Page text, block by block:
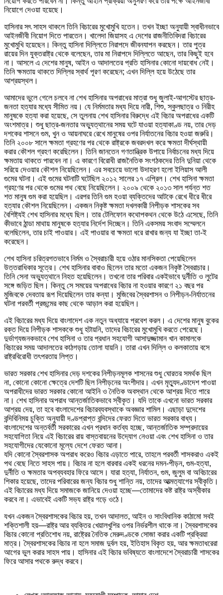
নিয়োগে দেওয়া হয়েছে।
হাসিনার সৎ সাহস থাকলে তিনি বিচারের মুখোমুখি হতেন। তখন ইচ্ছা অনুযায়ী স্বাধীনভাবে
আইনজীবী নিয়োগ দিতে পারতেন। খালেদা জিয়াসহ এ দেশের রাজনীতিবিদরা বিচারের
মুখোমুখি হয়েছেন। কিন্তু হাসিনা দিল্লিতে নিরাপদে জীবনযাপন করছেন। তার পুত্র
রায়ের দিন যুক্তরাষ্ট্র থেকে বলেছেন, তার মা নিরাপদে দিল্লিতে আছেন, তার কিছুই হবে
না। আসলে এ দেশের মানুষ, আইন ও আদালতের প্রতি হাসিনার কোনো দায়বোধ নেই।
তিনি ক্ষমতায় থাকতে দিল্লির স্বার্থ পূরণ করেছেন; এখন দিল্লি হয়ে উঠেছে তার
আশ্রয়স্থল।
আমাদের ভুলে গেলে চলবে না শেখ হাসিনার অপরাধের মাত্রা শুধু জুলাই-আগস্টের ছাত্র-
জনতা হত্যার মধ্যে সীমিত নয়। যে নির্মমতার মধ্য দিয়ে নারী, শিশু, স্কুলছাত্র ও নিরীহ
মানুষকে হত্যা করা হয়েছে, সে তুলনায় শেখ হাসিনার বিরুদ্ধে এই বিচার অপরাধের একটি
অংশমাত্র। শুধু ছাত্র-জনতার অভ্যুত্থানের সময় ঘটে যাওয়া হত্যাকাণ্ড নয়, তার দেড়
দশকের শাসনে গুম, খুন ও আয়নাঘরে রেখে মানুষের ওপর নির্যাতনের বিচার হওয়া জরুরি।
তিনি ২০০৮ সালে ক্ষমতা গ্রহণের পর থেকে রাষ্ট্রকে জবরদখল করে ক্ষমতা দীর্ঘস্থায়ী
করার কৌশল গ্রহণ করেছিলেন। তিনি জানতেন গণতান্ত্রিক উপায়ে নির্বাচনের মধ্য দিয়ে
ক্ষমতায় থাকতে পারবেন না। এ কারণে বিরোধী রাজনৈতিক সংগঠকদের তিনি দুনিয়া থেকে
সরিয়ে দেওয়ার কৌশল নিয়েছিলেন। এর সবচেয়ে ভালো উদাহরণ হলো ইলিয়াস আলী
গুমের ঘটনা। এই গুমের ঘটনাটি ঘটেছিল ২০১২ সালের ১৭ এপ্রিল। শেখ হাসিনা ক্ষমতা
গ্রহণের পর থেকে গুমের পথ বেছে নিয়েছিলেন। ২০০৯ থেকে ২০১৩ সাল পর্যন্ত শত
শত মানুষ গুম করা হয়েছিল। এরপর তিনি গুম হওয়া ব্যক্তিদের আটকে রেখে ধীরে ধীরে
হত্যার কৌশল নিয়েছিলেন। একজন নিকৃষ্ট ক্ষমতা দখলকারী নিপীড়ক শাসকের সব
বৈশিষ্ট্যই শেখ হাসিনার মধ্যে ছিল। তার টেলিফোন কথোপকথন থেকে উঠে এসেছে, তিনি
কীভাবে ঠান্ডা মাথায় মানুষকে হত্যার নির্দেশ দিচ্ছেন। তিনি একসময় সংবাদ সম্মেলনে
বলেছিলেন, তার চাই পাওয়ার। এই পাওয়ার বা ক্ষমতা ধরে রাখার জন্য যা ইচ্ছা তা-ই
করেছেন।
শেখ হাসিনা চরিত্রগতভাবে নির্মম ও স্বৈরাচারী হয়ে ওঠার মানসিকতা পেয়েছিলেন
উত্তরাধিকার সূত্রে। শেখ হাসিনার বাবাও ছিলেন তার মতো একজন নিকৃষ্ট স্বৈরাচার।
তিনি সেনা অভ্যুত্থানে নিহত হয়েছিলেন। তখনো তার পরিবার একইভাবে দুর্নীতি ও লুটের
সঙ্গে জড়িত ছিল। কিন্তু সে সময়ের অপরাধের বিচার না হওয়ার কারণে ২১ বছর পর
মুজিবকে দেবতায় রূপ দিয়েছিলেন তার কন্যা। মুজিবের স্বৈরশাসন ও নিপীড়ন-নির্যাতনের
ঘটনা পরবর্তী প্রজন্মের কাছ থেকে আড়াল করা হয়েছিল।
এই বিচারের মধ্য দিয়ে বাংলাদেশ এক নতুন অধ্যায়ে প্রবেশ করল। এ দেশের মানুষ বুকের
রক্ত দিয়ে নিপীড়ক শাসককে শুধু হটায়নি, তাদের বিচারের মুখোমুখি করতে পেরেছে।
দুর্ভাগ্যজনকভাবে শেখ হাসিনা ও তার প্রধান সহযোগী আসাদুজ্জামান খান কামালকে
বিচারের সময় আদালতের কাঠগড়ায় তোলা যায়নি। তারা এখন দিল্লি ও কলকাতায় বসে
রাষ্ট্রবিরোধী তৎপরতায় লিপ্ত।
ভারত সরকার শেখ হাসিনার দেড় দশকের নিপীড়নমূলক শাসনের শুধু ঘোরতর সমর্থক ছিল
না, কোনো কোনো ক্ষেত্রে দেশটি ছিল নিপীড়নের অংশীদার। এখন মৃত্যুদণ্ডাদেশ পাওয়া
অপরাধীদের ভারত সরকার কোনো আইনি ও নৈতিক অবস্থান থেকে আশ্রয় দিতে পারে
না। শেখ হাসিনার অপরাধ আন্তর্জাতিকভাবে স্বীকৃত। যদি তাকে এখনো ভারত সরকার
আশ্রয় দেয়, তা হবে বাংলাদেশের বিচারব্যবস্থাকে অবজ্ঞার শামিল। এছাড়া দুদেশের
বন্দিবিনিময় চুক্তি অনুযায়ী দণ্ডপ্রাপ্ত বন্দিদের ফেরত দিতে ভারত সরকার বাধ্য।
বাংলাদেশের অন্তর্বর্তী সরকারের এখন প্রধান কর্তব্য হচ্ছে, আন্তর্জাতিক সম্প্রদায়ের
সহযোগিতা নিয়ে এই বিচারের রায় বাস্তবায়নের উদ্যোগ নেওয়া এবং শেখ হাসিনা ও তার
সহযোগীদের যেকোনো মূল্যে দেশে ফেরত আনা।
যদি কোনো স্বৈরশাসক অপরাধ করেও বিচার এড়াতে পারে, তাহলে পরবর্তী শাসকরাও একই
পথ বেছে নিতে সাহস পায়। বিচার না হলে বারবার একই ধরনের দমন-পীড়ন, গুম-হত্যা,
দুর্নীতি ও ক্ষমতার অপব্যবহার ফিরে আসে। যারা হত্যা, নির্যাতন, গুম, জুলুম বা অবিচারের
শিকার হয়েছে, তাদের পরিবারের জন্য বিচার শুধু শান্তি নয়, তাদের আত্মত্যাগের স্বীকৃতি।
এই বিচারের মধ্য দিয়ে সমাজকে জানিয়ে দেওয়া হচ্ছে—তোমাদের কষ্ট রাষ্ট্র অস্বীকার
করবে না। এভাবেই একটি সভ্য রাষ্ট্র গড়ে ওঠে।
যখন একজন স্বৈরশাসকের বিচার হয়, তখন আদালত, আইন ও সাংবিধানিক কাঠামো সবই
শক্তিশালী হয়—রাষ্ট্র আর ব্যক্তির খেয়ালখুশির ওপর নির্ভরশীল থাকে না। স্বৈরশাসকের
বিচার কোনো প্রতিশোধ নয়, রাষ্ট্রের নৈতিক মেরুদণ্ডকে সোজা করার একটি প্রক্রিয়া
মাত্র। স্বৈরশাসকের বিচার না হলে সমাজ দুর্বল হয়, ইতিহাস বিকৃত হয়, আর ক্ষমতাধরেরা
আগের ভুল করার সাহস পায়। হাসিনার এই বিচার ভবিষ্যতে বাংলাদেশে স্বৈরাচারী শাসকের
ফিরে আসার পথকে রুদ্ধ করবে।